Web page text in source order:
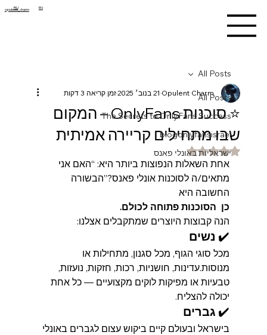
opulent_charm
RU EN
All Posts
The Secrets to OnlyFans Success
blogonlyfansisrael
ישראליות באונלי פאנס
All Posts
⭐ סוכנות OnlyFans – המקום
שבו מתחילים קריירה אמיתית
Opulent Charm21 בנוב׳ 2025 זמן קריאה 3 דקות
דירוג של NaN מתוך 5 כוכבים
אחת השאלות הנפוצות ביותר היא: “האם אני
מתאים/ה לסוכנות אונלי פאנס?”הבשורה
החשובה היא
כן  הסוכנות פתוחה לכולם.
הנה קבוצות היוצרים שמתקבלים אצלנו:
✔️ נשים
מכל סוגי הגוף, מכל סגנון, מתחילות או
מנוסות.עדינות, חושניות, רכות, חזקות, נועזות,
טבעיות או מפיקות לוקים מקצועיים — כל אחת
יכולה להצליח.
✔️ גברים
בישראל ובעולם קיים ביקוש עצום לגברים באונלי